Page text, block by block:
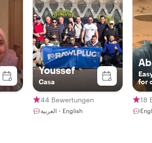
Youssef
Casa
44 Bewertungen
العربية・English
for
18